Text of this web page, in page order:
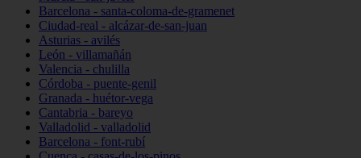
Barcelona - santa-coloma-de-gramenet
Ciudad-real - alcázar-de-san-juan
Asturias - avilés
León - villamañán
Valencia - chulilla
Córdoba - puente-genil
Granada - huétor-vega
Cantabria - bareyo
Valladolid - valladolid
Barcelona - font-rubí